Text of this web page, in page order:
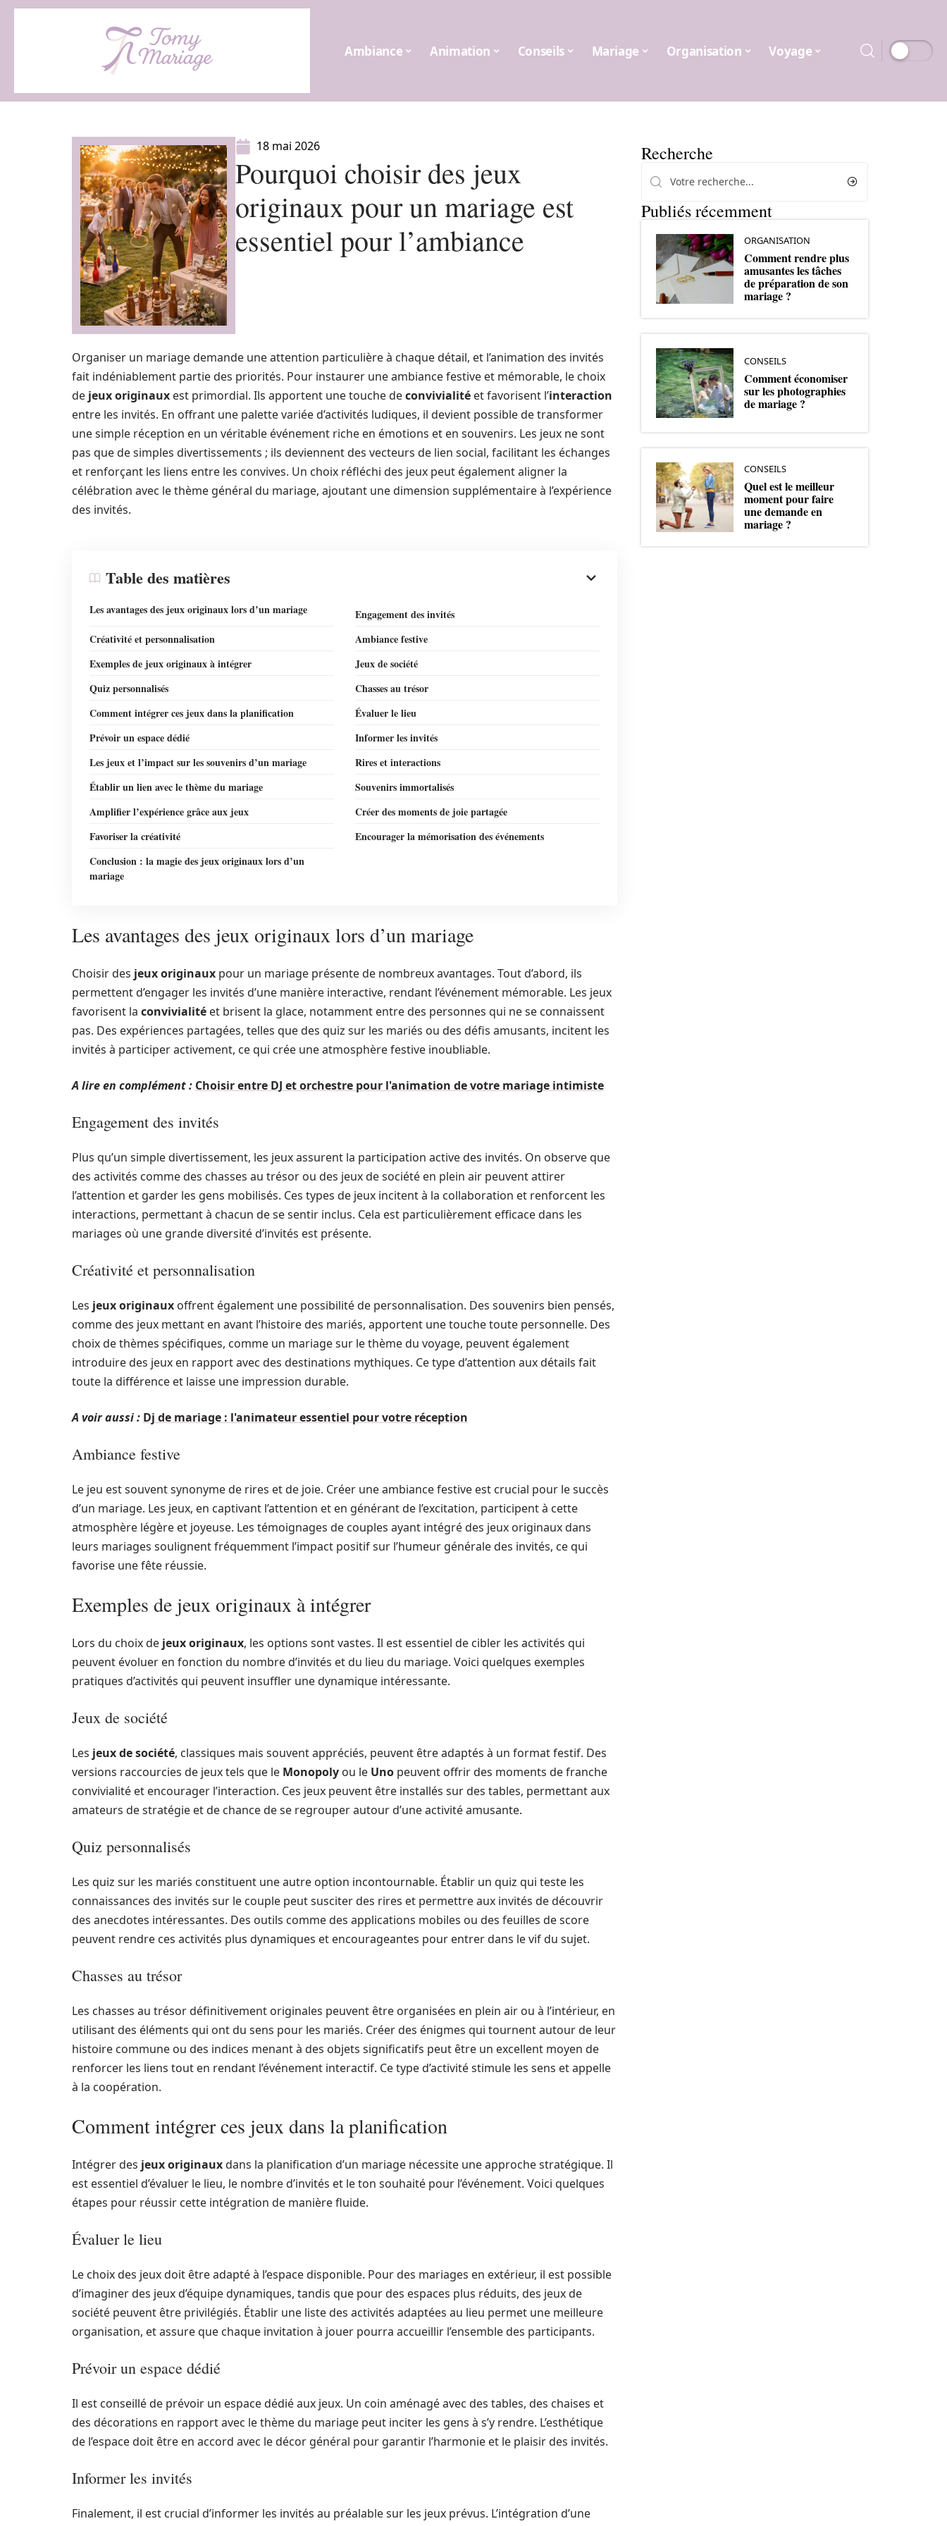
Ambiance Animation Conseils Mariage Organisation Voyage
18 mai 2026
Pourquoi choisir des jeux
originaux pour un mariage est
essentiel pour l’ambiance
Organiser un mariage demande une attention particulière à chaque détail, et l’animation des invités
fait indéniablement partie des priorités. Pour instaurer une ambiance festive et mémorable, le choix
de jeux originaux est primordial. Ils apportent une touche deconvivialité et favorisent l’interaction
entre les invités. En offrant une palette variée d’activités ludiques, il devient possible de transformer
une simple réception en un véritable événement riche en émotions et en souvenirs. Les jeux ne sont
pas que de simples divertissements ; ils deviennent des vecteurs de lien social, facilitant les échanges
et renforçant les liens entre les convives. Un choix réfléchi des jeux peut également aligner la
célébration avec le thème général du mariage, ajoutant une dimension supplémentaire à l’expérience
des invités.
Table des matières
Les avantages des jeux originaux lors d’un mariage
Engagement des invités
Créativité et personnalisation
Ambiance festive
Exemples de jeux originaux à intégrer
Jeux de société
Quiz personnalisés
Chasses au trésor
Comment intégrer ces jeux dans la planification
Évaluer le lieu
Prévoir un espace dédié
Informer les invités
Les jeux et l’impact sur les souvenirs d’un mariage
Rires et interactions
Établir un lien avec le thème du mariage
Souvenirs immortalisés
Amplifier l’expérience grâce aux jeux
Créer des moments de joie partagée
Favoriser la créativité
Encourager la mémorisation des événements
Conclusion : la magie des jeux originaux lors d’un
mariage
Les avantages des jeux originaux lors d’un mariage
Choisir des jeux originaux pour un mariage présente de nombreux avantages. Tout d’abord, ils
permettent d’engager les invités d’une manière interactive, rendant l’événement mémorable. Les jeux
favorisent la convivialité et brisent la glace, notamment entre des personnes qui ne se connaissent
pas. Des expériences partagées, telles que des quiz sur les mariés ou des défis amusants, incitent les
invités à participer activement, ce qui crée une atmosphère festive inoubliable.
A lire en complément : Choisir entre DJ et orchestre pour l'animation de votre mariage intimiste
Engagement des invités
Plus qu’un simple divertissement, les jeux assurent la participation active des invités. On observe que
des activités comme des chasses au trésor ou des jeux de société en plein air peuvent attirer
l’attention et garder les gens mobilisés. Ces types de jeux incitent à la collaboration et renforcent les
interactions, permettant à chacun de se sentir inclus. Cela est particulièrement efficace dans les
mariages où une grande diversité d’invités est présente.
Créativité et personnalisation
Les jeux originaux offrent également une possibilité de personnalisation. Des souvenirs bien pensés,
comme des jeux mettant en avant l’histoire des mariés, apportent une touche toute personnelle. Des
choix de thèmes spécifiques, comme un mariage sur le thème du voyage, peuvent également
introduire des jeux en rapport avec des destinations mythiques. Ce type d’attention aux détails fait
toute la différence et laisse une impression durable.
A voir aussi : Dj de mariage : l'animateur essentiel pour votre réception
Ambiance festive
Le jeu est souvent synonyme de rires et de joie. Créer une ambiance festive est crucial pour le succès
d’un mariage. Les jeux, en captivant l’attention et en générant de l’excitation, participent à cette
atmosphère légère et joyeuse. Les témoignages de couples ayant intégré des jeux originaux dans
leurs mariages soulignent fréquemment l’impact positif sur l’humeur générale des invités, ce qui
favorise une fête réussie.
Exemples de jeux originaux à intégrer
Lors du choix de jeux originaux, les options sont vastes. Il est essentiel de cibler les activités qui
peuvent évoluer en fonction du nombre d’invités et du lieu du mariage. Voici quelques exemples
pratiques d’activités qui peuvent insuffler une dynamique intéressante.
Jeux de société
Les jeux de société, classiques mais souvent appréciés, peuvent être adaptés à un format festif. Des
versions raccourcies de jeux tels que le Monopoly ou le Uno peuvent offrir des moments de franche
convivialité et encourager l’interaction. Ces jeux peuvent être installés sur des tables, permettant aux
amateurs de stratégie et de chance de se regrouper autour d’une activité amusante.
Quiz personnalisés
Les quiz sur les mariés constituent une autre option incontournable. Établir un quiz qui teste les
connaissances des invités sur le couple peut susciter des rires et permettre aux invités de découvrir
des anecdotes intéressantes. Des outils comme des applications mobiles ou des feuilles de score
peuvent rendre ces activités plus dynamiques et encourageantes pour entrer dans le vif du sujet.
Chasses au trésor
Les chasses au trésor définitivement originales peuvent être organisées en plein air ou à l’intérieur, en
utilisant des éléments qui ont du sens pour les mariés. Créer des énigmes qui tournent autour de leur
histoire commune ou des indices menant à des objets significatifs peut être un excellent moyen de
renforcer les liens tout en rendant l’événement interactif. Ce type d’activité stimule les sens et appelle
à la coopération.
Comment intégrer ces jeux dans la planification
Intégrer des jeux originauxdans la planification d’un mariage nécessite une approche stratégique. Il
est essentiel d’évaluer le lieu, le nombre d’invités et le ton souhaité pour l’événement. Voici quelques
étapes pour réussir cette intégration de manière fluide.
Évaluer le lieu
Le choix des jeux doit être adapté à l’espace disponible. Pour des mariages en extérieur, il est possible
d’imaginer des jeux d’équipe dynamiques, tandis que pour des espaces plus réduits, des jeux de
société peuvent être privilégiés. Établir une liste des activités adaptées au lieu permet une meilleure
organisation, et assure que chaque invitation à jouer pourra accueillir l’ensemble des participants.
Prévoir un espace dédié
Il est conseillé de prévoir un espace dédié aux jeux. Un coin aménagé avec des tables, des chaises et
des décorations en rapport avec le thème du mariage peut inciter les gens à s’y rendre. L’esthétique
de l’espace doit être en accord avec le décor général pour garantir l’harmonie et le plaisir des invités.
Informer les invités
Finalement, il est crucial d’informer les invités au préalable sur les jeux prévus. L’intégration d’une
Recherche
Publiés récemment
ORGANISATION
Comment rendre plus
amusantes les tâches
de préparation de son
mariage ?
CONSEILS
Comment économiser
sur les photographies
de mariage ?
CONSEILS
Quel est le meilleur
moment pour faire
une demande en
mariage ?